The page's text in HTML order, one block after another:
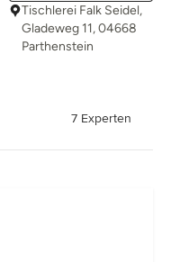
Tischlerei Falk Seidel,
Gladeweg 11, 04668
Parthenstein
7 Experten